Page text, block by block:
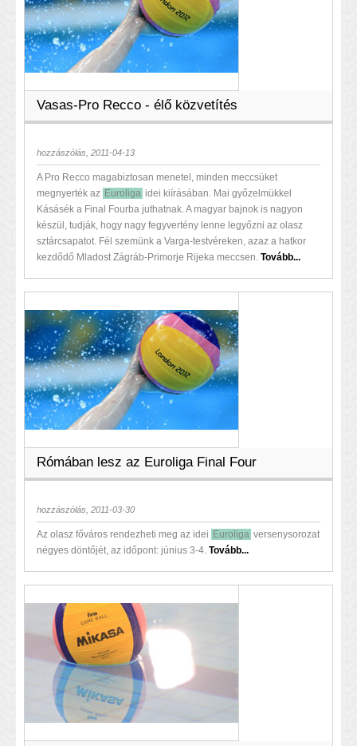
Vasas-Pro Recco - élő közvetítés
hozzászólás, 2011-04-13
A Pro Recco magabiztosan menetel, minden meccsüket
megnyerték az Euroliga idei kiírásában. Mai győzelmükkel
Kásásék a Final Fourba juthatnak. A magyar bajnok is nagyon
készül, tudják, hogy nagy fegyvertény lenne legyőzni az olasz
sztárcsapatot. Fél szemünk a Varga-testvéreken, azaz a hatkor
kezdődő Mladost Zágráb-Primorje Rijeka meccsen. Tovább...
Rómában lesz az Euroliga Final Four
hozzászólás, 2011-03-30
Az olasz főváros rendezheti meg az idei Euroliga versenysorozat
négyes döntőjét, az időpont: június 3-4. Tovább...